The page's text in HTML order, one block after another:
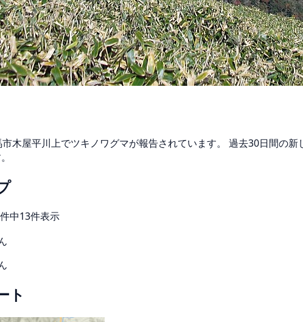
木屋平川上でツキノワグマが報告されています。 過去30日間の
中13件表示
ト